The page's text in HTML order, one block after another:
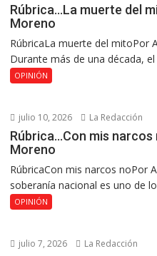
Rúbrica…La muerte del
Moreno
RúbricaLa muerte del mitoPor
Durante más de una década, el
OPINIÓN
julio 10, 2026 La Redacción
Rúbrica…Con mis
Moreno
RúbricaCon mis narcos noPor
soberanía nacional es uno de
OPINIÓN
julio 7, 2026 La Redacción